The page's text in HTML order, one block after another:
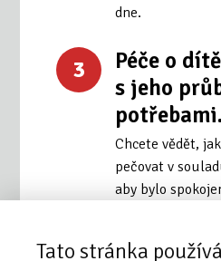
dne.
3
Péče o
s jeho
potřebami.
Chcete vědět,
pečovat v
aby bylo
Tato stránka